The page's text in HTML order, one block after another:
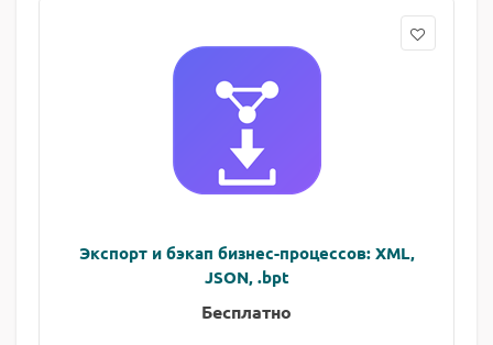
Экспорт и бэкап бизнес-процессов: XML,
JSON, .bpt
Бесплатно